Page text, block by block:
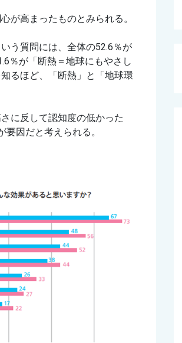
が高まったものとみられる。
う質問には、全体の52.6％が
％が「断熱＝地球にもやさし
るほど、「断熱」と「地球環
に反して認知度の低かった
要因だと考えられる 。